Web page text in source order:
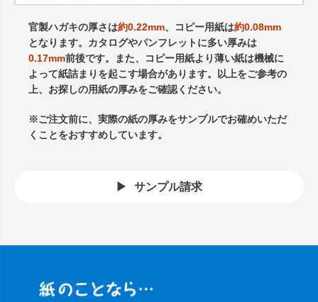
官製ハガキの厚さは約0.22mm、コピー用紙は約0.08mm
となります。カタログやパンフレットに多い厚みは
0.17mm前後です。また、コピー用紙より薄い紙は機械に
よって紙詰まりを起こす場合があります。以上をご参考の
上、お探しの用紙の厚みをご確認ください。
※ご注文前に、実際の紙の厚みをサンプルでお確めいただ
くことをおすすめしています。
サンプル請求